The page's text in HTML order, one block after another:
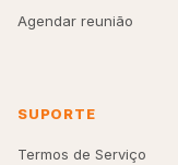
Agendar reunião
SUPORTE
Termos de Serviço